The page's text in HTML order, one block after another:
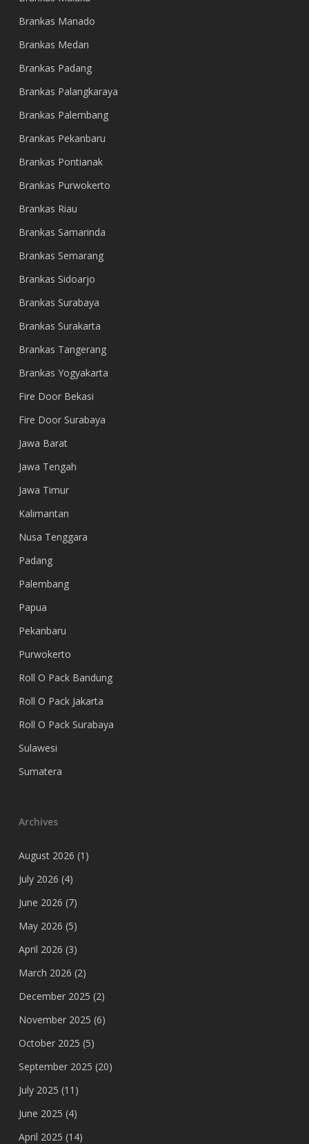
Brankas Manado
Brankas Medan
Brankas Padang
Brankas Palangkaraya
Brankas Palembang
Brankas Pekanbaru
Brankas Pontianak
Brankas Purwokerto
Brankas Riau
Brankas Samarinda
Brankas Semarang
Brankas Sidoarjo
Brankas Surabaya
Brankas Surakarta
Brankas Tangerang
Brankas Yogyakarta
Fire Door Bekasi
Fire Door Surabaya
Jawa Barat
Jawa Tengah
Jawa Timur
Kalimantan
Nusa Tenggara
Padang
Palembang
Papua
Pekanbaru
Purwokerto
Roll O Pack Bandung
Roll O Pack Jakarta
Roll O Pack Surabaya
Sulawesi
Sumatera
Archives
August 2026 (1)
July 2026 (4)
June 2026 (7)
May 2026 (5)
April 2026 (3)
March 2026 (2)
December 2025 (2)
November 2025 (6)
October 2025 (5)
September 2025 (20)
July 2025 (11)
June 2025 (4)
April 2025 (14)